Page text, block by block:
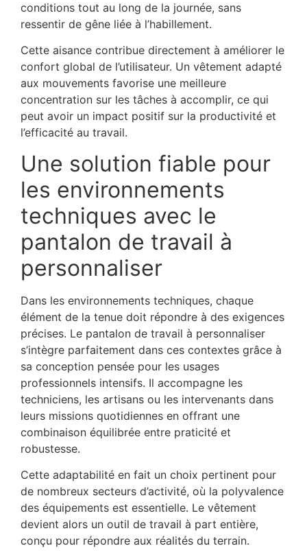
conditions tout au long de la journée, sans
ressentir de gêne liée à l’habillement.
Cette aisance contribue directement à améliorer le
confort global de l’utilisateur. Un vêtement adapté
aux mouvements favorise une meilleure
concentration sur les tâches à accomplir, ce qui
peut avoir un impact positif sur la productivité et
l’efficacité au travail.
Une solution fiable pour
les environnements
techniques avec le
pantalon de travail à
personnaliser
Dans les environnements techniques, chaque
élément de la tenue doit répondre à des exigences
précises. Le pantalon de travail à personnaliser
s’intègre parfaitement dans ces contextes grâce à
sa conception pensée pour les usages
professionnels intensifs. Il accompagne les
techniciens, les artisans ou les intervenants dans
leurs missions quotidiennes en offrant une
combinaison équilibrée entre praticité et
robustesse.
Cette adaptabilité en fait un choix pertinent pour
de nombreux secteurs d’activité, où la polyvalence
des équipements est essentielle. Le vêtement
devient alors un outil de travail à part entière,
conçu pour répondre aux réalités du terrain.